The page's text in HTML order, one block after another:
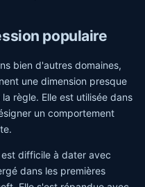
populaire
bien d'autres domaines,
une dimension presque
règle. Elle est utilisée dans
un comportement
difficile à dater avec
dans les premières